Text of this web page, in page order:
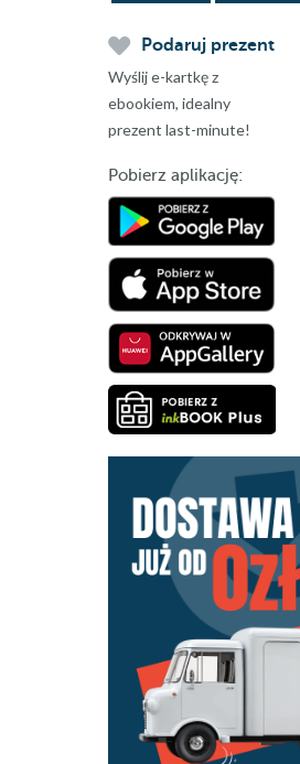
Podaruj prezent
Wyślij e-kartkę z
ebookiem, idealny
prezent last-minute!
Pobierz aplikację: